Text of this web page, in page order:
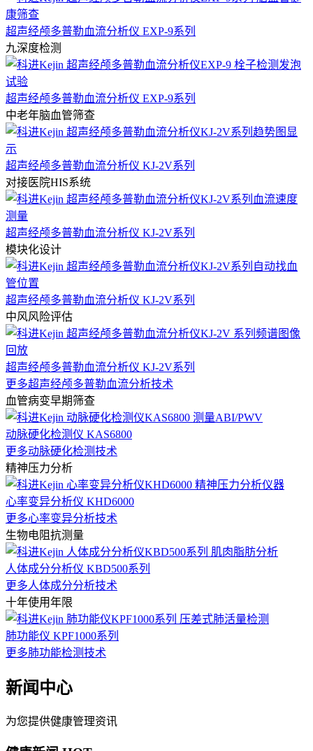
超声经颅多普勒血流分析仪 EXP-9系列
九深度检测
超声经颅多普勒血流分析仪 EXP-9系列
中老年脑血管筛查
超声经颅多普勒血流分析仪 KJ-2V系列
对接医院HIS系统
超声经颅多普勒血流分析仪 KJ-2V系列
模块化设计
超声经颅多普勒血流分析仪 KJ-2V系列
中风风险评估
超声经颅多普勒血流分析仪 KJ-2V系列
更多超声经颅多普勒血流分析技术
血管病变早期筛查
动脉硬化检测仪 KAS6800
更多动脉硬化检测技术
精神压力分析
心率变异分析仪 KHD6000
更多心率变异分析技术
生物电阻抗测量
人体成分分析仪 KBD500系列
更多人体成分分析技术
十年使用年限
肺功能仪 KPF1000系列
更多肺功能检测技术
新闻中心
为您提供健康管理资讯